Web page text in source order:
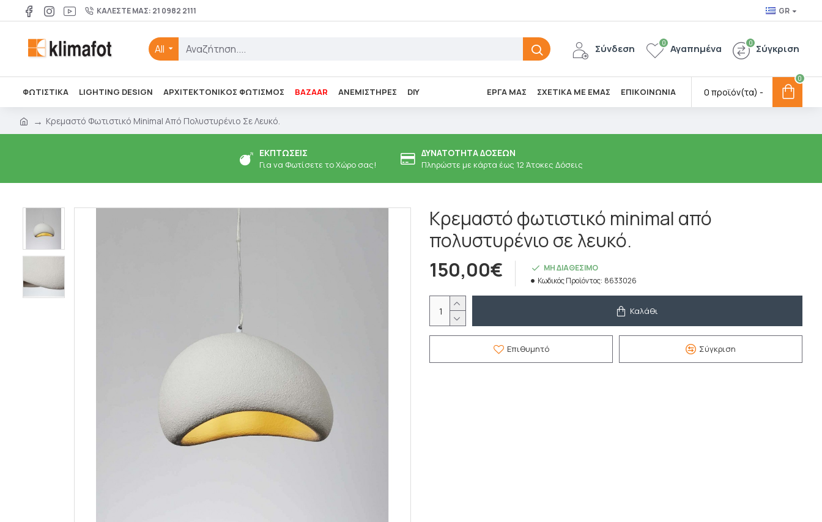
ΚΑΛΈΣΤΕ ΜΑΣ: 21 0982 2111 GR
All Σύνδεση Αγαπημένα
0 Σύγκριση
0
ΦΩΤΙΣΤΙΚΑ LIGHTING DESIGN ΑΡΧΙΤΕΚΤΟΝΙΚΌΣ ΦΩΤΙΣΜΌΣ BAZAAR ΑΝΕΜΙΣΤΉΡΕΣ DIY ΈΡΓΑ ΜΑΣ ΣΧΕΤΙΚΑ ΜΕ ΕΜΑΣ ΕΠΙΚΟΙΝΩΝΙΑ 0 προϊόν(τα) -
0
Κρεμαστό Φωτιστικό Minimal Από Πολυστυρένιο Σε Λευκό.
ΕΚΠΤΏΣΕΙΣ
Για να Φωτίσετε το Χώρο σας!
ΔΥΝΑΤΌΤΗΤΑ ΔΌΣΕΩΝ
Πληρώστε με κάρτα έως 12 Άτοκες Δόσεις
Κρεμαστό φωτιστικό minimal από
πολυστυρένιο σε λευκό.
150,00€
ΜΗ ΔΙΑΘΈΣΙΜΟ
Κωδικός Προϊόντος: 8633026
Καλάθι
Επιθυμητό Σύγκριση